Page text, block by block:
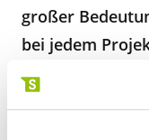
großer
bei jedem